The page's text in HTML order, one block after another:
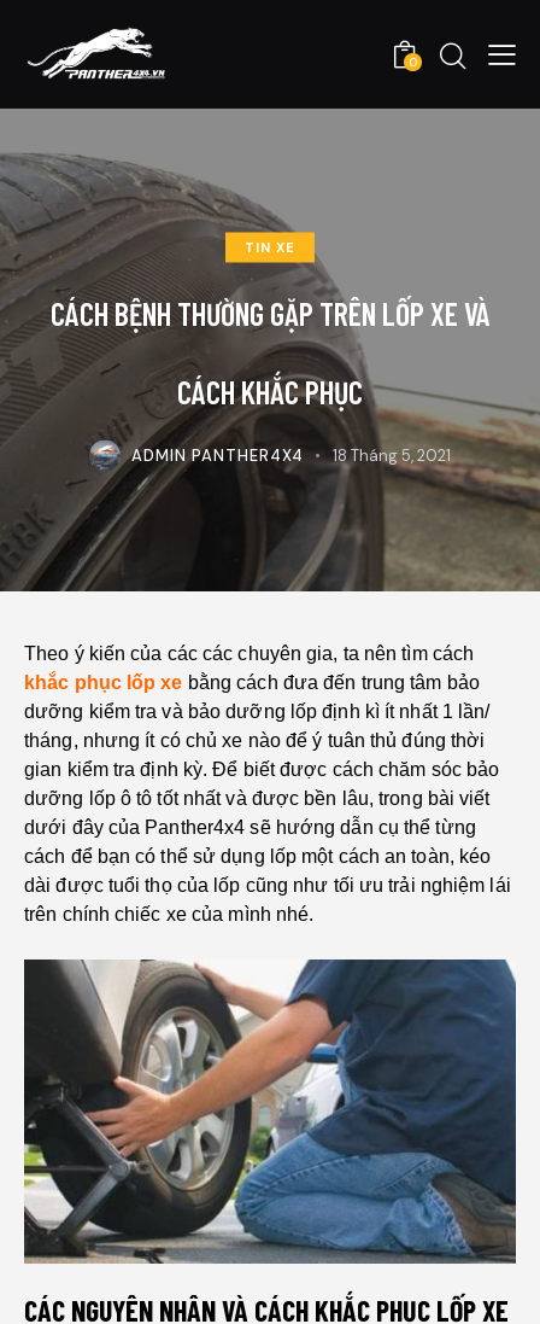
0
TIN XE
CÁCH BỆNH THƯỜNG GẶP TRÊN LỐP XE VÀ
CÁCH KHẮC PHỤC
ADMIN PANTHER4X4 18 Tháng 5, 2021
Theo ý kiến của các các chuyên gia, ta nên tìm cách
khắc phục lốp xe bằng cách đưa đến trung tâm bảo
dưỡng kiểm tra và bảo dưỡng lốp định kì ít nhất 1 lần/
tháng, nhưng ít có chủ xe nào để ý tuân thủ đúng thời
gian kiểm tra định kỳ. Để biết được cách chăm sóc bảo
dưỡng lốp ô tô tốt nhất và được bền lâu, trong bài viết
dưới đây của Panther4x4 sẽ hướng dẫn cụ thể từng
cách để bạn có thể sử dụng lốp một cách an toàn, kéo
dài được tuổi thọ của lốp cũng như tối ưu trải nghiệm lái
trên chính chiếc xe của mình nhé.
CÁC NGUYÊN NHÂN VÀ CÁCH KHẮC PHỤC LỐP XE